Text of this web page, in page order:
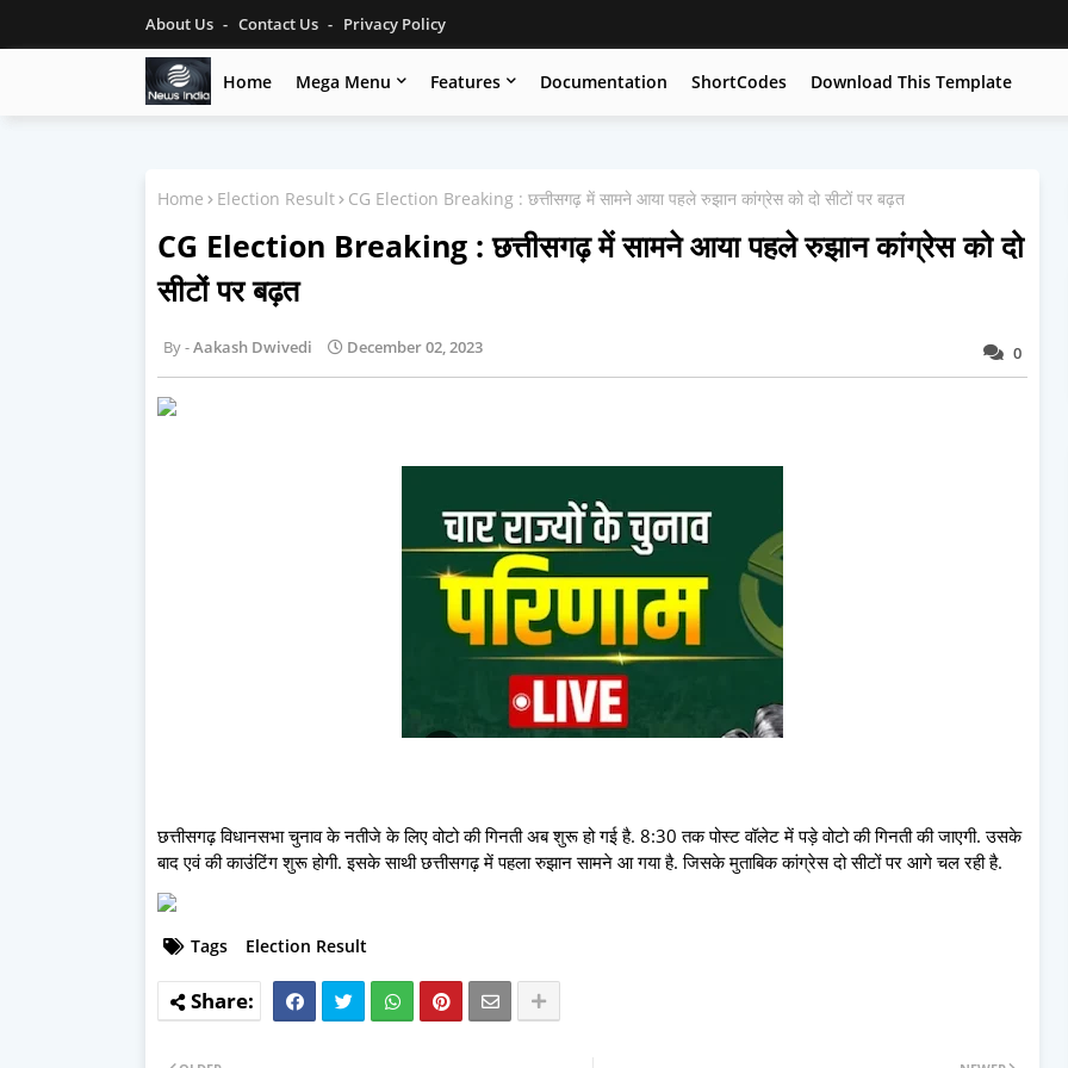
About Us Contact Us Privacy Policy
Home Mega Menu Features Documentation ShortCodes Download This Template
Home Election Result CG Election Breaking : छत्तीसगढ़ में सामने आया पहले रुझान कांग्रेस को दो सीटों पर बढ़त
CG Election Breaking : छत्तीसगढ़ में सामने आया पहले रुझान कांग्रेस को दो
सीटों पर बढ़त
0
Aakash Dwivedi December 02, 2023
छत्तीसगढ़ विधानसभा चुनाव के नतीजे के लिए वोटो की गिनती अब शुरू हो गई है. 8:30 तक पोस्ट वॉलेट में पड़े वोटो की गिनती की जाएगी. उसके
बाद एवं की काउंटिंग शुरू होगी. इसके साथी छत्तीसगढ़ में पहला रुझान सामने आ गया है. जिसके मुताबिक कांग्रेस दो सीटों पर आगे चल रही है.
Tags Election Result